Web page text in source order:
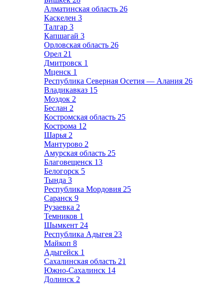
Алматинская область 26
Каскелен 3
Талгар 3
Капшагай 3
Орловская область 26
Орел 21
Дмитровск 1
Мценск 1
Республика Северная Осетия — Алания 26
Владикавказ 15
Моздок 2
Беслан 2
Костромская область 25
Кострома 12
Шарья 2
Мантурово 2
Амурская область 25
Благовещенск 13
Белогорск 5
Тында 3
Республика Мордовия 25
Саранск 9
Рузаевка 2
Темников 1
Шымкент 24
Республика Адыгея 23
Майкоп 8
Адыгейск 1
Сахалинская область 21
Южно-Сахалинск 14
Долинск 2